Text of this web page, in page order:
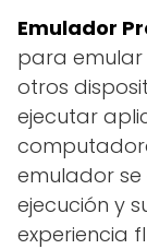
Emulador
para emular
otros
ejecutar
emulador
ejecución y
experiencia